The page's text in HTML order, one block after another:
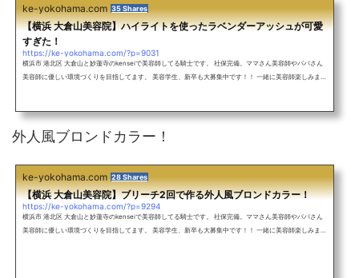
ke-yokohama.com 35 Shares
【横浜 大倉山美容院】ハイライトを使ったラベンダーアッシュが可愛
すぎた！
https://ke-yokohama.com/?p=9031
横浜市 港北区 大倉山と妙蓮寺のkenseiで美容師してる騎士です。 社保完備。ママさん美容師やパパさん
美容師に優しい環境づくりを目指してます。 美容学生、新卒も大募集中です！！ 一緒に美容師楽しみまし
すとで丸みのある縮毛矯正をしたい！ 超絶お待ちしてます！ メンズも大歓迎！バレイヤージュを使ったレ
ッド系カラー！ミル...
外人風ブロンドカラー！
ke-yokohama.com 28 Shares
【横浜 大倉山美容院】ブリーチ2回で作る外人風ブロンドカラー！
https://ke-yokohama.com/?p=9294
横浜市 港北区 大倉山と妙蓮寺のkenseiで美容師してる騎士です。 社保完備。ママさん美容師やパパさん
美容師に優しい環境づくりを目指してます。 美容学生、新卒も大募集中です！！ 一緒に美容師楽しみまし